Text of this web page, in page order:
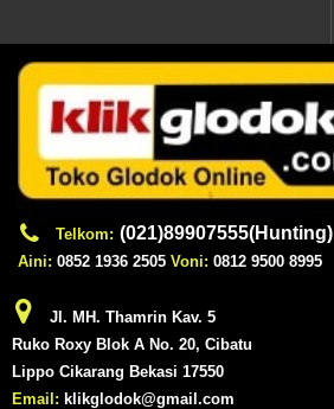
Telkom: (021)89907555(Hunting)
Aini: 0852 1936 2505 Voni: 0812 9500 8995
Jl. MH. Thamrin Kav. 5
Ruko Roxy Blok A No. 20, Cibatu
Lippo Cikarang Bekasi 17550
Email: klikglodok@gmail.com